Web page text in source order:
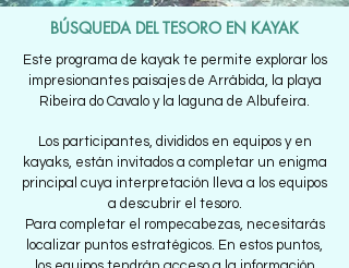
BÚSQUEDA DEL TESORO EN KAYAK
Este programa de kayak te permite explorar los
impresionantes paisajes de Arrábida, la playa
Ribeira do Cavalo y la laguna de Albufeira.
Los participantes, divididos en equipos y en
kayaks, están invitados a completar un enigma
principal cuya interpretación lleva a los equipos
a descubrir el tesoro.
Para completar el rompecabezas, necesitarás
localizar puntos estratégicos. En estos puntos,